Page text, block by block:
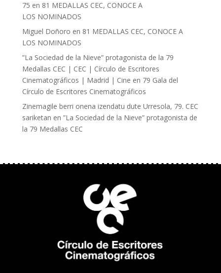
75 en 81 MEDALLAS CEC, CONOCE A
LOS NOMINADOS
Miguel Doñoro en 81 MEDALLAS CEC, CONOCE A
LOS NOMINADOS
”La Sociedad de la Nieve” protagonista de la 79
Medallas CEC | CEC | Círculo de Escritores
Cinematográficos | Madrid | Cine en 79 Gala del
Círculo de Escritores Cinematográficos
Zinemagile berri onena izendatu dute Urresola, 79. CEC
sariketan en ”La Sociedad de la Nieve” protagonista de
la 79 Medallas CEC